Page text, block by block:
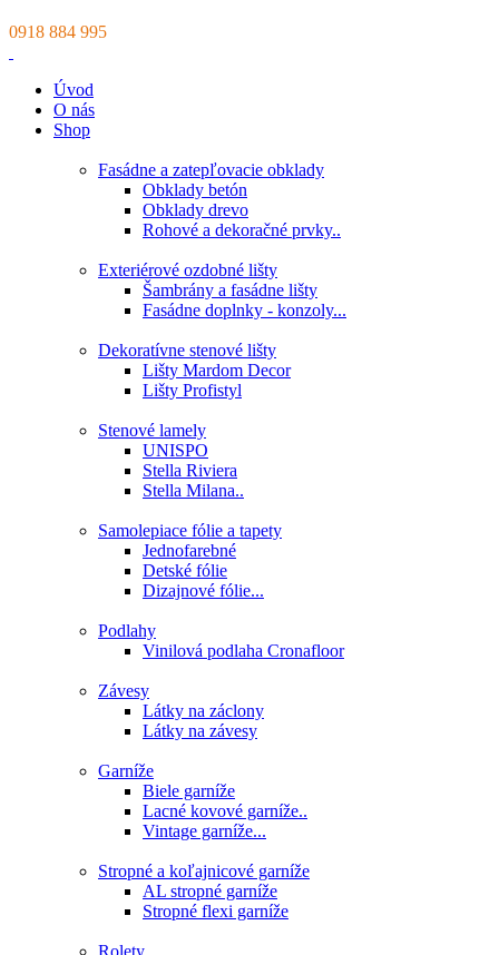
0918 884 995
Úvod
O nás
Shop
Fasádne a zatepľovacie obklady
Obklady betón
Obklady drevo
Rohové a dekoračné prvky..
Exteriérové ozdobné lišty
Šambrány a fasádne lišty
Fasádne doplnky - konzoly...
Dekoratívne stenové lišty
Lišty Mardom Decor
Lišty Profistyl
Stenové lamely
UNISPO
Stella Riviera
Stella Milana..
Samolepiace fólie a tapety
Jednofarebné
Detské fólie
Dizajnové fólie...
Podlahy
Vinilová podlaha Cronafloor
Závesy
Látky na záclony
Látky na závesy
Garníže
Biele garníže
Lacné kovové garníže..
Vintage garníže...
Stropné a koľajnicové garníže
AL stropné garníže
Stropné flexi garníže
Rolety